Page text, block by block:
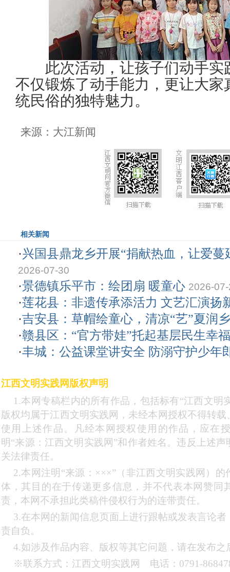
此次活动，让孩子们动手实
不仅锻炼了动手能力，更让大家
统民俗的独特魅力。
来源：大江新闻
相关新闻
·兴国县鼎龙乡开展“捐献热血，让爱蔓
2026-07-30
·景德镇乐平市：绘团扇 暖童心 2026-
·莲花县：非遗传承添活力 文艺汇演扬
·吉安县：草帽绘童心，清凉“艺”夏润
·赣县区：“官方带娃”托起基层民生幸福
·丰城：公益课堂讲安全 防溺守护少年
江西文明实践网版权声明
1.本网专稿栏内的所有作品，包括标有“江西文明
版权均属于江西文明实践网，未经本网授权不得转
使用上述作品。凡经本网授权使用的作品，应在
明“来源：江西文明实践网”和作者姓名。违反上述
关法律责任。
2.本网注明“来源：×××”（非江西文明实践网）
体，其目的在于传递更多信息，并不代表本网赞同
责，本网不承担此类稿件侵权行为的连带责任。
3.在本网的新闻信息页面上进行跟帖或发表言论
责自负。
4.如涉及作品内容、版权等其它问题，请在发布之
※联系方式：江西文明实践网 电话：0791-